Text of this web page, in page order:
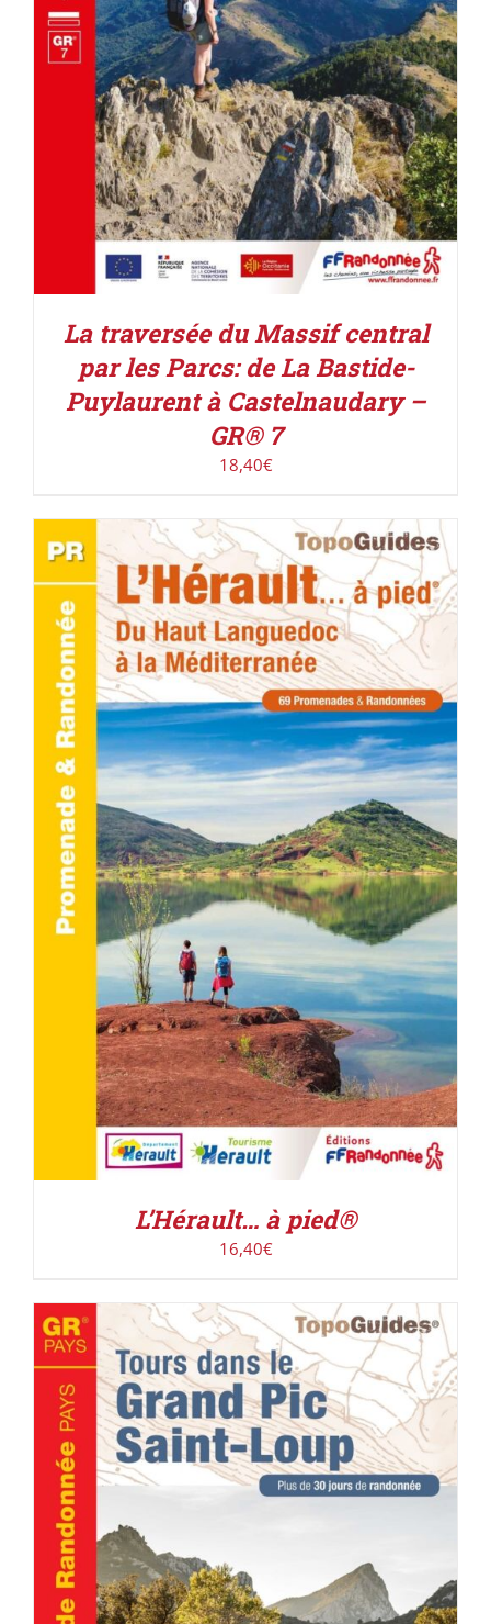
La traversée du Massif central
par les Parcs: de La Bastide-
Puylaurent à Castelnaudary –
GR® 7
18,40€
AJOUTER AU PANIER / DÉTAILS
L’Hérault… à pied®
16,40€